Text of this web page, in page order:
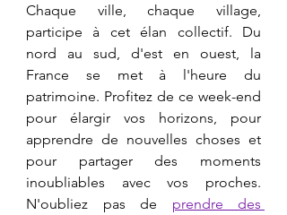
Chaque ville, chaque village,
participe à cet élan collectif. Du
nord au sud, d'est en ouest, la
France se met à l'heure du
patrimoine. Profitez de ce week-end
pour élargir vos horizons, pour
apprendre de nouvelles choses et
pour partager des moments
inoubliables avec vos proches.
N'oubliez pas de prendre des